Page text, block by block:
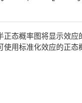
正态概率图将显示效
使用标准化效应的正态